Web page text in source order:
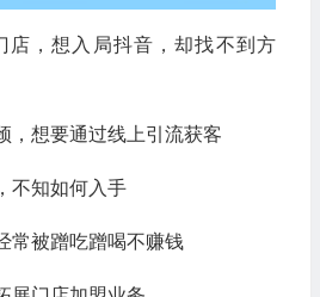
店，想入局抖音，却找不到方
，想要通过线上引流获客
不知如何入手
常被蹭吃蹭喝不赚钱